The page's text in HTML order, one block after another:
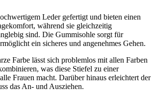
Leder gefertigt und bieten einen
während sie gleichzeitig
sind. Die Gummisohle sorgt für
ein sicheres und angenehmes Gehen.
Farbe lässt sich problemlos mit allen Farben
was diese Stiefel zu einer
Frauen macht. Darüber hinaus erleichtert der
das An- und Ausziehen.